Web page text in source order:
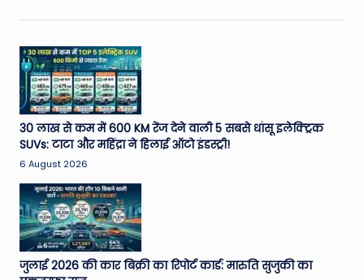
30 लाख से कम में 600 KM रेंज देने वाली 5 सबसे धांसू इलेक्ट्रिक
SUVs: टाटा और महिंद्रा ने हिलाई ऑटो इंडस्ट्री!
6 August 2026
जुलाई 2026 की कार बिक्री का रिपोर्ट कार्ड: मारुति सुजुकी का